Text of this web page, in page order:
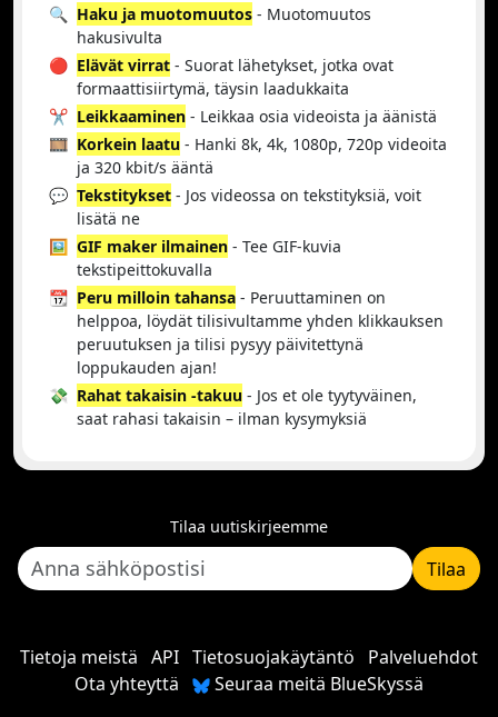
🔍 Haku ja muotomuutos - Muotomuutos
hakusivulta
🔴 Elävät virrat - Suorat lähetykset, jotka ovat
formaattisiirtymä, täysin laadukkaita
✂️ Leikkaaminen - Leikkaa osia videoista ja äänistä
🎞️ Korkein laatu - Hanki 8k, 4k, 1080p, 720p videoita
ja 320 kbit/s ääntä
💬 Tekstitykset - Jos videossa on tekstityksiä, voit
lisätä ne
🖼️ GIF maker ilmainen - Tee GIF-kuvia
tekstipeittokuvalla
📆 Peru milloin tahansa - Peruuttaminen on
helppoa, löydät tilisivultamme yhden klikkauksen
peruutuksen ja tilisi pysyy päivitettynä
loppukauden ajan!
💸 Rahat takaisin -takuu - Jos et ole tyytyväinen,
saat rahasi takaisin – ilman kysymyksiä
Tilaa uutiskirjeemme
Tilaa
Tietoja meistä API Tietosuojakäytäntö
Palveluehdot
Ota yhteyttä
Seuraa meitä BlueSkyssä